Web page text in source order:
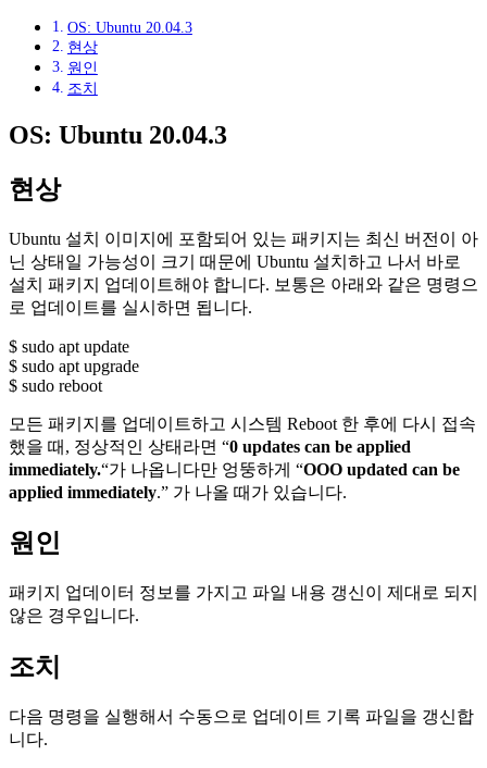
OS: Ubuntu 20.04.3
현상
원인
조치
OS: Ubuntu 20.04.3
현상
Ubuntu 설치 이미지에 포함되어 있는 패키지는 최신 버전이 아
닌 상태일 가능성이 크기 때문에 Ubuntu 설치하고 나서 바로
설치 패키지 업데이트해야 합니다. 보통은 아래와 같은 명령으
로 업데이트를 실시하면 됩니다.
$ sudo apt update
$ sudo apt upgrade
$ sudo reboot
모든 패키지를 업데이트하고 시스템 Reboot 한 후에 다시 접속
했을 때, 정상적인 상태라면 “0 updates can be applied
immediately.“가 나옵니다만 엉뚱하게 “OOO updated can be
applied immediately.” 가 나올 때가 있습니다.
원인
패키지 업데이터 정보를 가지고 파일 내용 갱신이 제대로 되지
않은 경우입니다.
조치
다음 명령을 실행해서 수동으로 업데이트 기록 파일을 갱신합
니다.